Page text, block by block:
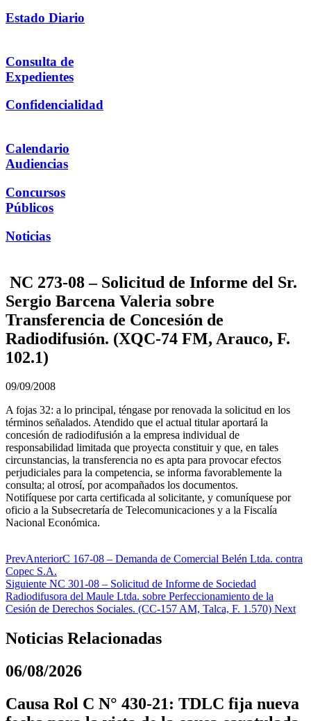
Estado Diario
Consulta de
Expedientes
Confidencialidad
Calendario
Audiencias
Concursos
Públicos
Noticias
NC 273-08 – Solicitud de Informe del Sr.
Sergio Barcena Valeria sobre
Transferencia de Concesión de
Radiodifusión. (XQC-74 FM, Arauco, F.
102.1)
09/09/2008
A fojas 32: a lo principal, téngase por renovada la solicitud en los
términos señalados. Atendido que el actual titular aportará la
concesión de radiodifusión a la empresa individual de
responsabilidad limitada que proyecta constituir y que, en tales
circunstancias, la transferencia no es apta para provocar efectos
perjudiciales para la competencia, se informa favorablemente la
consulta; al otrosí, por acompañados los documentos.
Notifíquese por carta certificada al solicitante, y comuníquese por
oficio a la Subsecretaría de Telecomunicaciones y a la Fiscalía
Nacional Económica.
PrevAnteriorC 167-08 – Demanda de Comercial Belén Ltda. contra
Copec S.A.
Siguiente NC 301-08 – Solicitud de Informe de Sociedad
Radiodifusora del Maule Ltda. sobre Perfeccionamiento de la
Cesión de Derechos Sociales. (CC-157 AM, Talca, F. 1.570) Next
Noticias Relacionadas
06/08/2026
Causa Rol C N° 430-21: TDLC fija nueva